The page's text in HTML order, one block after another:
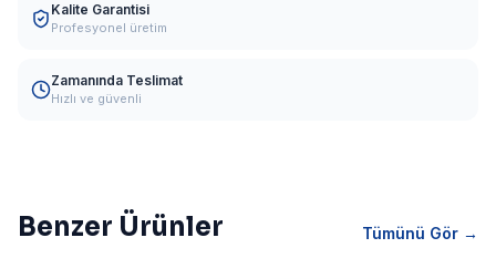
Kalite Garantisi
Profesyonel üretim
Zamanında Teslimat
Hızlı ve güvenli
Benzer Ürünler Tümünü Gör →